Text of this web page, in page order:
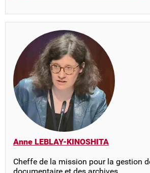
Anne LEBLAY-KINOSHITA
Cheffe de la mission pour la gestion